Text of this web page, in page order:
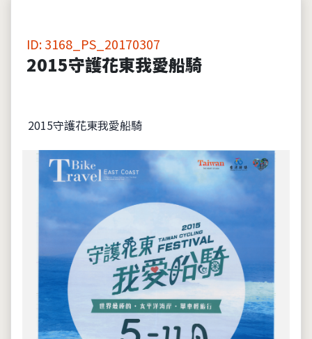
ID: 3168_PS_20170307
2015守護花東我愛船騎
2015守護花東我愛船騎